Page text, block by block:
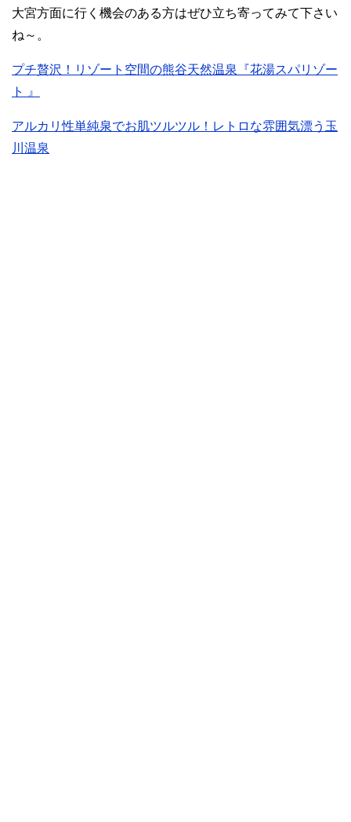
大宮方面に行く機会のある方はぜひ立ち寄ってみて下さい
ね～。
プチ贅沢！リゾート空間の熊谷天然温泉『花湯スパリゾー
ト 』
アルカリ性単純泉でお肌ツルツル！レトロな雰囲気漂う玉
川温泉